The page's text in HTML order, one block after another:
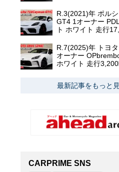
R.3(2021)年 ポル
GT4 1オーナー
ト ホワイト 走行
R.7(2025)年 トヨ
オーナー
ホワイト 走行
最新記事をもっと
CARPRIME SNS